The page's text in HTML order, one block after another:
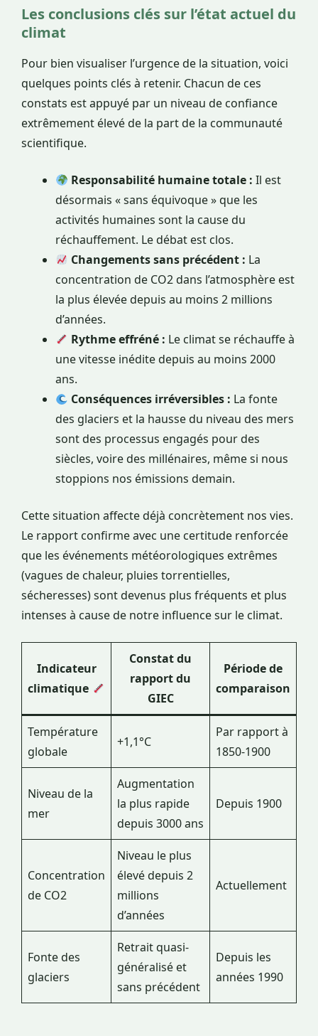
Les conclusions clés sur l’état actuel du
climat
Pour bien visualiser l’urgence de la situation, voici
quelques points clés à retenir. Chacun de ces
constats est appuyé par un niveau de confiance
extrêmement élevé de la part de la communauté
scientifique.
Responsabilité humaine totale : Il est
désormais « sans équivoque » que les
activités humaines sont la cause du
réchauffement. Le débat est clos.
Changements sans précédent : La
concentration de CO2 dans l’atmosphère est
la plus élevée depuis au moins 2 millions
d’années.
Rythme effréné : Le climat se réchauffe à
une vitesse inédite depuis au moins 2000
ans.
Conséquences irréversibles : La fonte
des glaciers et la hausse du niveau des mers
sont des processus engagés pour des
siècles, voire des millénaires, même si nous
stoppions nos émissions demain.
Cette situation affecte déjà concrètement nos vies.
Le rapport confirme avec une certitude renforcée
que les événements météorologiques extrêmes
(vagues de chaleur, pluies torrentielles,
sécheresses) sont devenus plus fréquents et plus
intenses à cause de notre influence sur le climat.
Indicateur
climatique
Constat du
rapport du
GIEC
Période de
comparaison
Température
globale
+1,1°C
Par rapport à
1850-1900
Niveau de la
mer
Augmentation
la plus rapide
depuis 3000 ans
Depuis 1900
Concentration
de CO2
Niveau le plus
élevé depuis 2
millions
d’années
Actuellement
Fonte des
glaciers
Retrait quasi-
généralisé et
sans précédent
Depuis les
années 1990